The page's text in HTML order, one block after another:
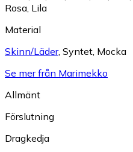
Rosa, Lila
Material
Skinn/Läder, Syntet, Mocka
Se mer från Marimekko
Allmänt
Förslutning
Dragkedja